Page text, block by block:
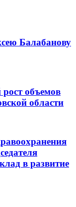
Балабанову
объемов
области
в развитие